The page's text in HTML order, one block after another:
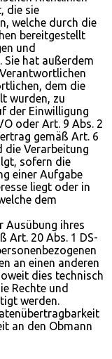
die sie
welche durch die
bereitgestellt
und
Sie hat außerdem
dem die
wurden, zu
der Einwilligung
oder Art. 9 Abs. 2
gemäß Art. 6
die Verarbeitung
sofern die
einer Aufgabe
liegt oder in
dem
Ausübung ihres
Art. 20 Abs. 1 DS-
an einen anderen
dies technisch
Rechte und
werden.
an den Obmann